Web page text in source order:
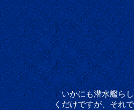
いかにも潜水艦らし
くだけですが、それで